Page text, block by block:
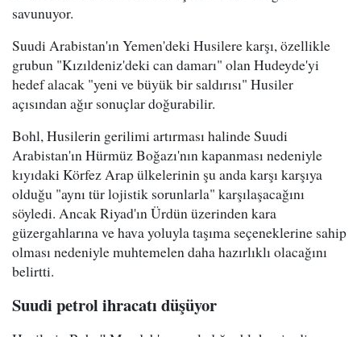
savunuyor.
Suudi Arabistan'ın Yemen'deki Husilere karşı, özellikle
grubun "Kızıldeniz'deki can damarı" olan Hudeyde'yi
hedef alacak "yeni ve büyük bir saldırısı" Husiler
açısından ağır sonuçlar doğurabilir.
Bohl, Husilerin gerilimi artırması halinde Suudi
Arabistan'ın Hürmüz Boğazı'nın kapanması nedeniyle
kıyıdaki Körfez Arap ülkelerinin şu anda karşı karşıya
olduğu "aynı tür lojistik sorunlarla" karşılaşacağını
söyledi. Ancak Riyad'ın Ürdün üzerinden kara
güzergahlarına ve hava yoluyla taşıma seçeneklerine sahip
olması nedeniyle muhtemelen daha hazırlıklı olacağını
belirtti.
Suudi petrol ihracatı düşüyor